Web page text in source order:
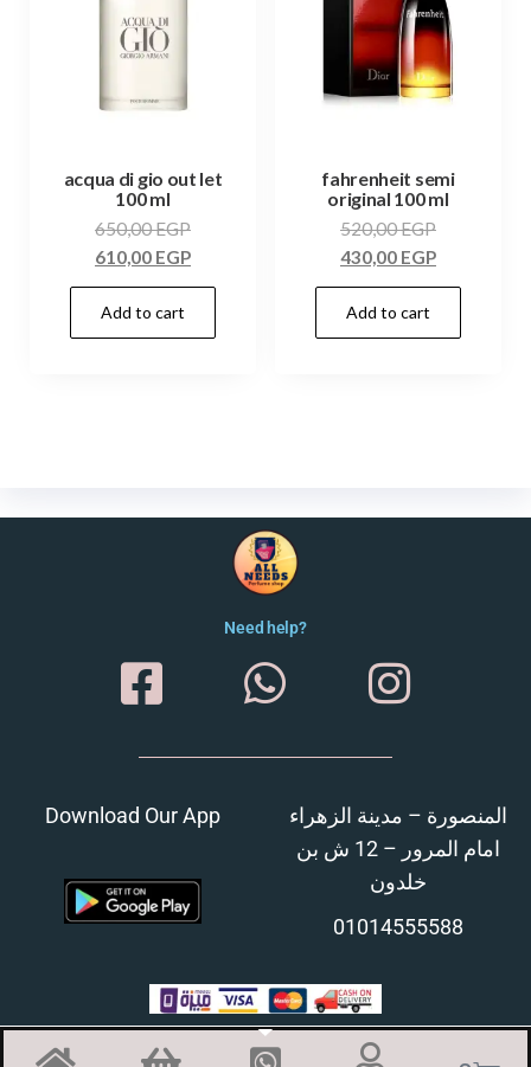
acqua di gio out let
100 ml
650,00EGP
610,00 EGP
Add to cart
fahrenheit semi
original 100 ml
520,00EGP
430,00 EGP
Add to cart
Need help?
Download Our App
المنصورة – مدينة الزهراء
امام المرور – 12 ش بن
خلدون
01014555588